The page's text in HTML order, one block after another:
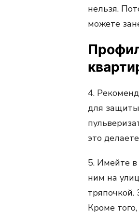
нельзя.
можете
4.
для защиты
это
5. Имейте в
ним на
тряпочкой.
Кроме